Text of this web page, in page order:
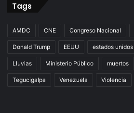
Tags
AMDC CNE Congreso Nacional
Donald Trump EEUU estados unidos
Lluvias Ministerio Público muertos
Tegucigalpa Venezuela Violencia